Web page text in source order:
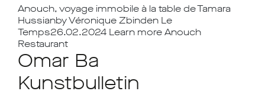
Anouch, voyage immobile à la table de Tamara
Hussianby Véronique Zbinden Le
Temps26.02.2024 Learn more Anouch
Restaurant
Omar Ba
Kunstbulletin